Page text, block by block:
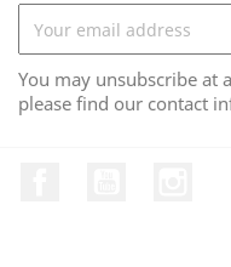
You may unsubscribe at
please find our contact